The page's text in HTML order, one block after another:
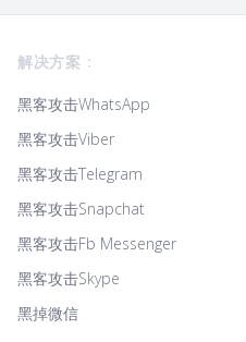
解决方案 :
黑客攻击WhatsApp
黑客攻击Viber
黑客攻击Telegram
黑客攻击Snapchat
黑客攻击Fb Messenger
黑客攻击Skype
黑掉微信